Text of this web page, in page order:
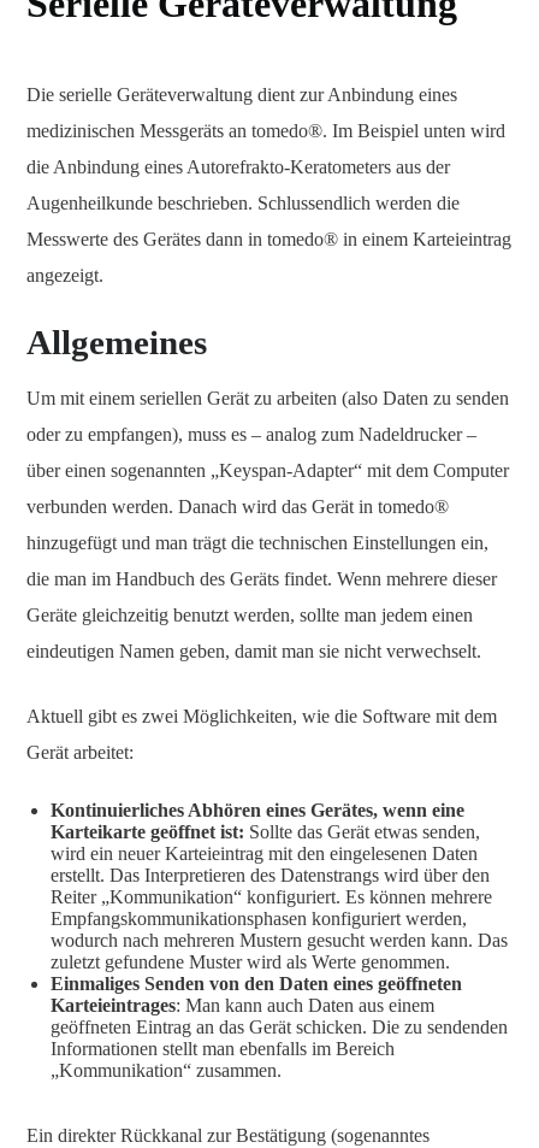
Die serielle Geräteverwaltung dient zur Anbindung eines
medizinischen Messgeräts an tomedo®. Im Beispiel unten wird
die Anbindung eines Autorefrakto-Keratometers aus der
Augenheilkunde beschrieben. Schlussendlich werden die
Messwerte des Gerätes dann in tomedo® in einem Karteieintrag
angezeigt.
Allgemeines
Um mit einem seriellen Gerät zu arbeiten (also Daten zu senden
oder zu empfangen), muss es – analog zum Nadeldrucker –
über einen sogenannten „Keyspan-Adapter“ mit dem Computer
verbunden werden. Danach wird das Gerät in tomedo®
hinzugefügt und man trägt die technischen Einstellungen ein,
die man im Handbuch des Geräts findet. Wenn mehrere dieser
Geräte gleichzeitig benutzt werden, sollte man jedem einen
eindeutigen Namen geben, damit man sie nicht verwechselt.
Aktuell gibt es zwei Möglichkeiten, wie die Software mit dem
Gerät arbeitet:
Kontinuierliches Abhören eines Gerätes, wenn eine
Karteikarte geöffnet ist: Sollte das Gerät etwas senden,
wird ein neuer Karteieintrag mit den eingelesenen Daten
erstellt. Das Interpretieren des Datenstrangs wird über den
Reiter „Kommunikation“ konfiguriert. Es können mehrere
Empfangskommunikationsphasen konfiguriert werden,
wodurch nach mehreren Mustern gesucht werden kann. Das
zuletzt gefundene Muster wird als Werte genommen.
Einmaliges Senden von den Daten eines geöffneten
Karteieintrages: Man kann auch Daten aus einem
geöffneten Eintrag an das Gerät schicken. Die zu sendenden
Informationen stellt man ebenfalls im Bereich
„Kommunikation“ zusammen.
Ein direkter Rückkanal zur Bestätigung (sogenanntes